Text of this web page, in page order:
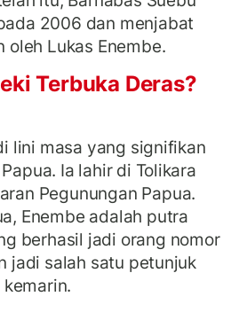
2006 dan menjabat
oleh Lukas Enembe.
Terbuka Deras?
lini masa yang signifikan
Ia lahir di Tolikara
Pegunungan Papua.
Enembe adalah putra
berhasil jadi orang nomor
jadi salah satu petunjuk